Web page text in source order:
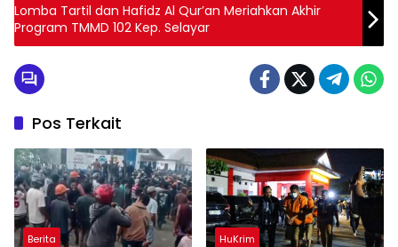
Lomba Tartil dan Hafidz Al Qur’an Meriahkan Akhir
Program TMMD 102 Kep. Selayar
Pos Terkait
Berita HuKrim